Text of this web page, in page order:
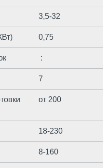
3,5-32
0,75
:
7
от 200
18-230
8-160